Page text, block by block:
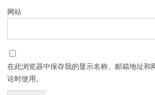
网站
在此浏览器中保存我的显示名称、邮箱地址和
论时使用。